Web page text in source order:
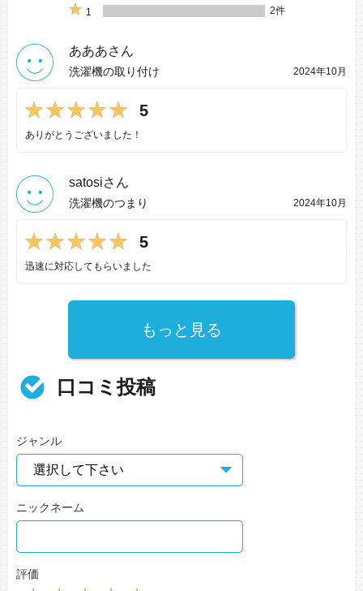
1
2件
あああさん
洗濯機の取り付け 2024年10月
5
ありがとうございました！
satosiさん
洗濯機のつまり 2024年10月
5
迅速に対応してもらいました
もっと見る
口コミ投稿
ジャンル
ニックネーム
評価